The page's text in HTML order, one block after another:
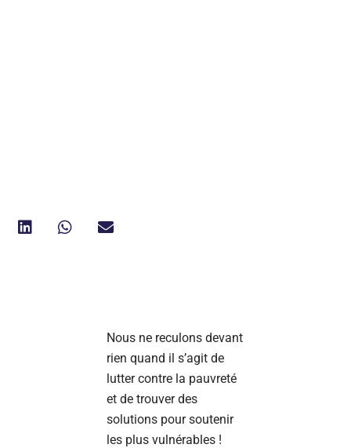
Nous ne reculons devant
rien quand il s’agit de
lutter contre la pauvreté
et de trouver des
solutions pour soutenir
les plus vulnérables !